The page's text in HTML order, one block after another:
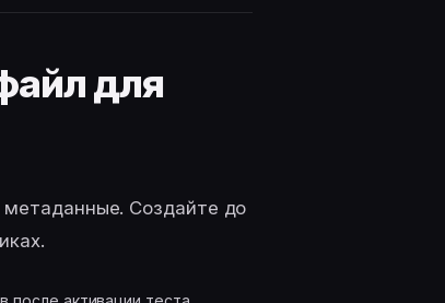
для
метаданные. Создайте до